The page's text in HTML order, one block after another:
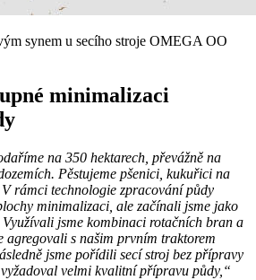
synem u secího stroje OMEGA OO
minimalizaci
na 350 hektarech, převážně na
Pěstujeme pšenici, kukuřici na
rámci technologie zpracování půdy
minimalizaci, ale začínali jsme jako
jsme kombinaci rotačních bran a
agregovali s našim prvním traktorem
jsme pořídili secí stroj bez přípravy
velmi kvalitní přípravu půdy,“